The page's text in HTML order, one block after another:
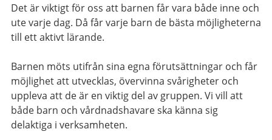
Det är viktigt för oss att barnen får vara både inne och
ute varje dag. Då får varje barn de bästa möjligheterna
till ett aktivt lärande.
Barnen möts utifrån sina egna förutsättningar och får
möjlighet att utvecklas, övervinna svårigheter och
uppleva att de är en viktig del av gruppen. Vi vill att
både barn och vårdnadshavare ska känna sig
delaktiga i verksamheten.